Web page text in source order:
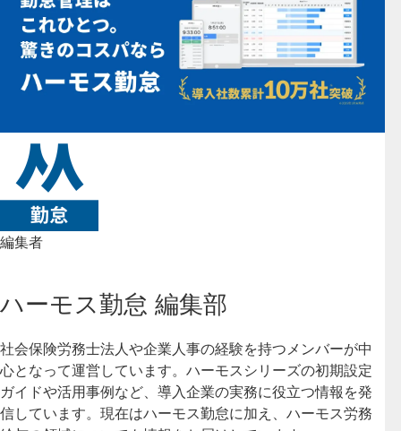
編集者
ハーモス勤怠 編集部
社会保険労務士法人や企業人事の経験を持つメンバーが中
心となって運営しています。ハーモスシリーズの初期設定
ガイドや活用事例など、導入企業の実務に役立つ情報を発
信しています。現在はハーモス勤怠に加え、ハーモス労務